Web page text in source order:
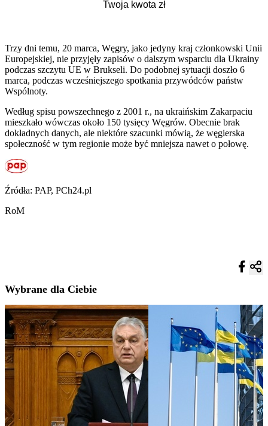
Trzy dni temu, 20 marca, Węgry, jako jedyny kraj członkowski Unii
Europejskiej, nie przyjęły zapisów o dalszym wsparciu dla Ukrainy
podczas szczytu UE w Brukseli. Do podobnej sytuacji doszło 6
marca, podczas wcześniejszego spotkania przywódców państw
Wspólnoty.
Według spisu powszechnego z 2001 r., na ukraińskim Zakarpaciu
mieszkało wówczas około 150 tysięcy Węgrów. Obecnie brak
dokładnych danych, ale niektóre szacunki mówią, że węgierska
społeczność w tym regionie może być mniejsza nawet o połowę.
Źródła: PAP, PCh24.pl
RoM
Wybrane dla Ciebie